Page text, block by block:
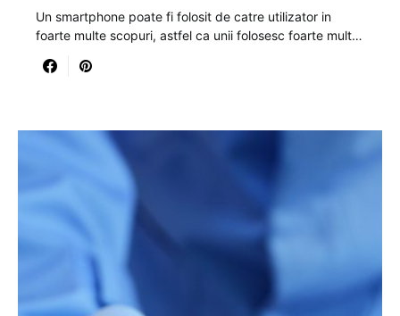
Un smartphone poate fi folosit de catre utilizator in
foarte multe scopuri, astfel ca unii folosesc foarte mult…